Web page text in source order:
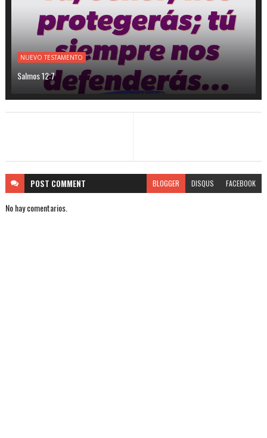
NUEVO TESTAMENTO
Salmos 12:7
POST COMMENT BLOGGER DISQUS FACEBOOK
No hay comentarios.